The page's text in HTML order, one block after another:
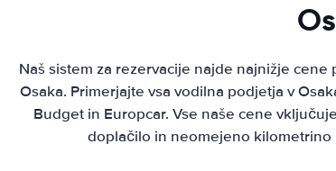
Naš sistem za rezervacije najde najnižje
Osaka. Primerjajte vsa vodilna podjetja v
Budget in Europcar. Vse naše cene
doplačilo in neomejeno kilometrino